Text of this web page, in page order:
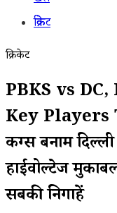
क्रिकेट
क्रिकेट
PBKS vs
Key Players
किंग्स बनाम
हाईवोल्टेज
सबकी निगाहें